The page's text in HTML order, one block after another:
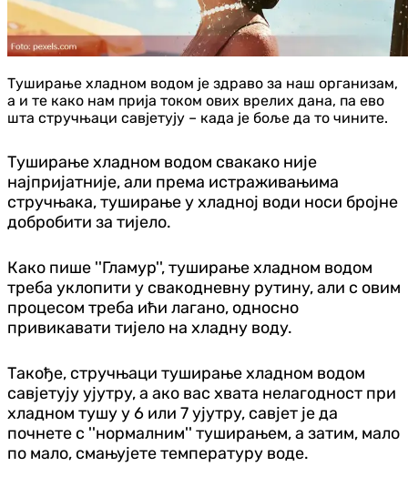
Туширање хладном водом је здраво за наш организам,
а и те како нам прија током ових врелих дана, па ево
шта стручњаци савјетују – када је боље да то чините.
Туширање хладном водом свакако није
најпријатније, али према истраживањима
стручњака, туширање у хладној води носи бројне
добробити за тијело.
Како пише ''Гламур'', туширање хладном водом
треба уклопити у свакодневну рутину, али с овим
процесом треба ићи лагано, односно
привикавати тијело на хладну воду.
Такође, стручњаци туширање хладном водом
савјетују ујутру, а ако вас хвата нелагодност при
хладном тушу у 6 или 7 ујутру, савјет је да
почнете с ''нормалним'' туширањем, а затим, мало
по мало, смањујете температуру воде.